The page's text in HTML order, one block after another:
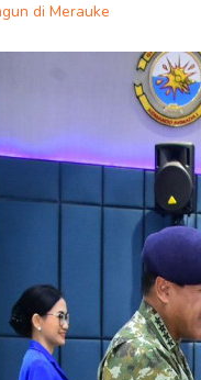
di Merauke